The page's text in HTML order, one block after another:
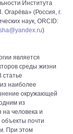
Института
(Россия, г.
наук, ORCID:
)
является
среды жизни
статье
наиболее
окружающей
из
на человека и
почти
При этом